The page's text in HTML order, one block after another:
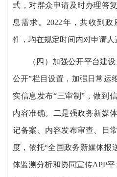
式，对群众申请及时办理答
息需求。2022年，共收到
件，均在规定时间内对申请人
（四）加强公开平台建设
公开”栏目设置，加强日常运
实信息发布“三审制”，做到
内容准确。二是强政务新媒
记备案、内容发布审查、日
度，依托“全国政务新媒体报
体监测分析和协同宣传APP